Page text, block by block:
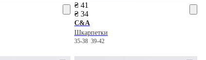
₴ 41
₴ 34
C&A
Шкарпетки
35-38 39-42